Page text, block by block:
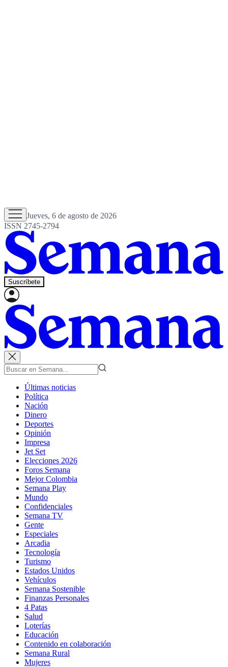
Jueves, 6 de agosto de 2026
ISSN 2745-2794
Suscríbete
Últimas noticias
Política
Nación
Dinero
Deportes
Opinión
Impresa
Jet Set
Elecciones 2026
Foros Semana
Mejor Colombia
Semana Play
Mundo
Confidenciales
Semana TV
Gente
Especiales
Arcadia
Tecnología
Turismo
Estados Unidos
Vehículos
Semana Sostenible
Finanzas Personales
4 Patas
Salud
Loterías
Educación
Contenido en colaboración
Semana Rural
Mujeres